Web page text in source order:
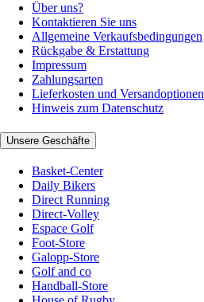
Über uns?
Kontaktieren Sie uns
Allgemeine Verkaufsbedingungen
Rückgabe & Erstattung
Impressum
Zahlungsarten
Lieferkosten und Versandoptionen
Hinweis zum Datenschutz
Unsere Geschäfte
Basket-Center
Daily Bikers
Direct Running
Direct-Volley
Espace Golf
Foot-Store
Galopp-Store
Golf and co
Handball-Store